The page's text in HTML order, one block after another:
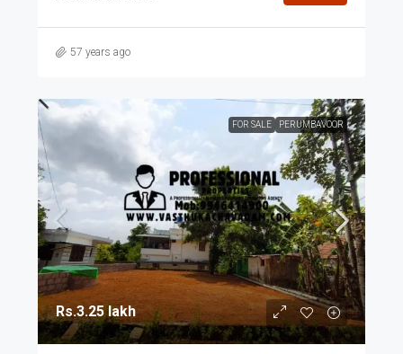
57 years ago
FOR SALE PERUMBAVOOR
Rs.3.25 lakh